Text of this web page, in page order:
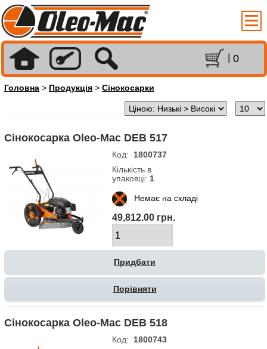
0
Головна > Продукція > Сінокосарки
Сінокосарка Oleo-Mac DEB 517
Код:
1800737
Кількість в
упаковці: 1
Немає на складі
49,812.00 грн.
Порівняти
Сінокосарка Oleo-Mac DEB 518
Код:
1800743